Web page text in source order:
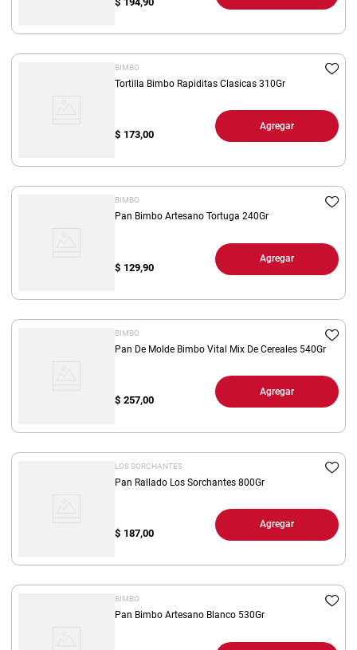
BIMBO
Tortilla Bimbo Rapiditas Clasicas 310Gr
$ 173,00
Agregar
BIMBO
Pan Bimbo Artesano Tortuga 240Gr
$ 129,90
Agregar
BIMBO
Pan De Molde Bimbo Vital Mix De Cereales 540Gr
$ 257,00
Agregar
LOS SORCHANTES
Pan Rallado Los Sorchantes 800Gr
$ 187,00
Agregar
BIMBO
Pan Bimbo Artesano Blanco 530Gr